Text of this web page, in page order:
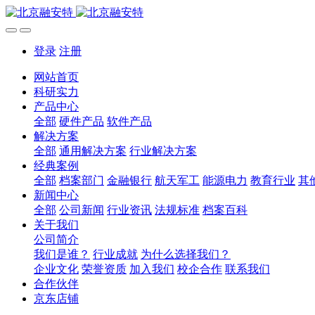
登录 注册
网站首页
科研实力
产品中心
全部 硬件产品 软件产品
解决方案
全部 通用解决方案 行业解决方案
经典案例
全部 档案部门 金融银行 航天军工 能源电力 教育行业 其
新闻中心
全部 公司新闻 行业资讯 法规标准 档案百科
关于我们
公司简介
我们是谁？ 行业成就 为什么选择我们？
企业文化 荣誉资质 加入我们 校企合作 联系我们
合作伙伴
京东店铺